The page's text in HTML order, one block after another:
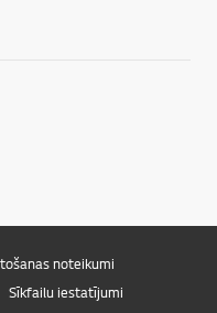
noteikumi
Sīkfailu iestatījumi